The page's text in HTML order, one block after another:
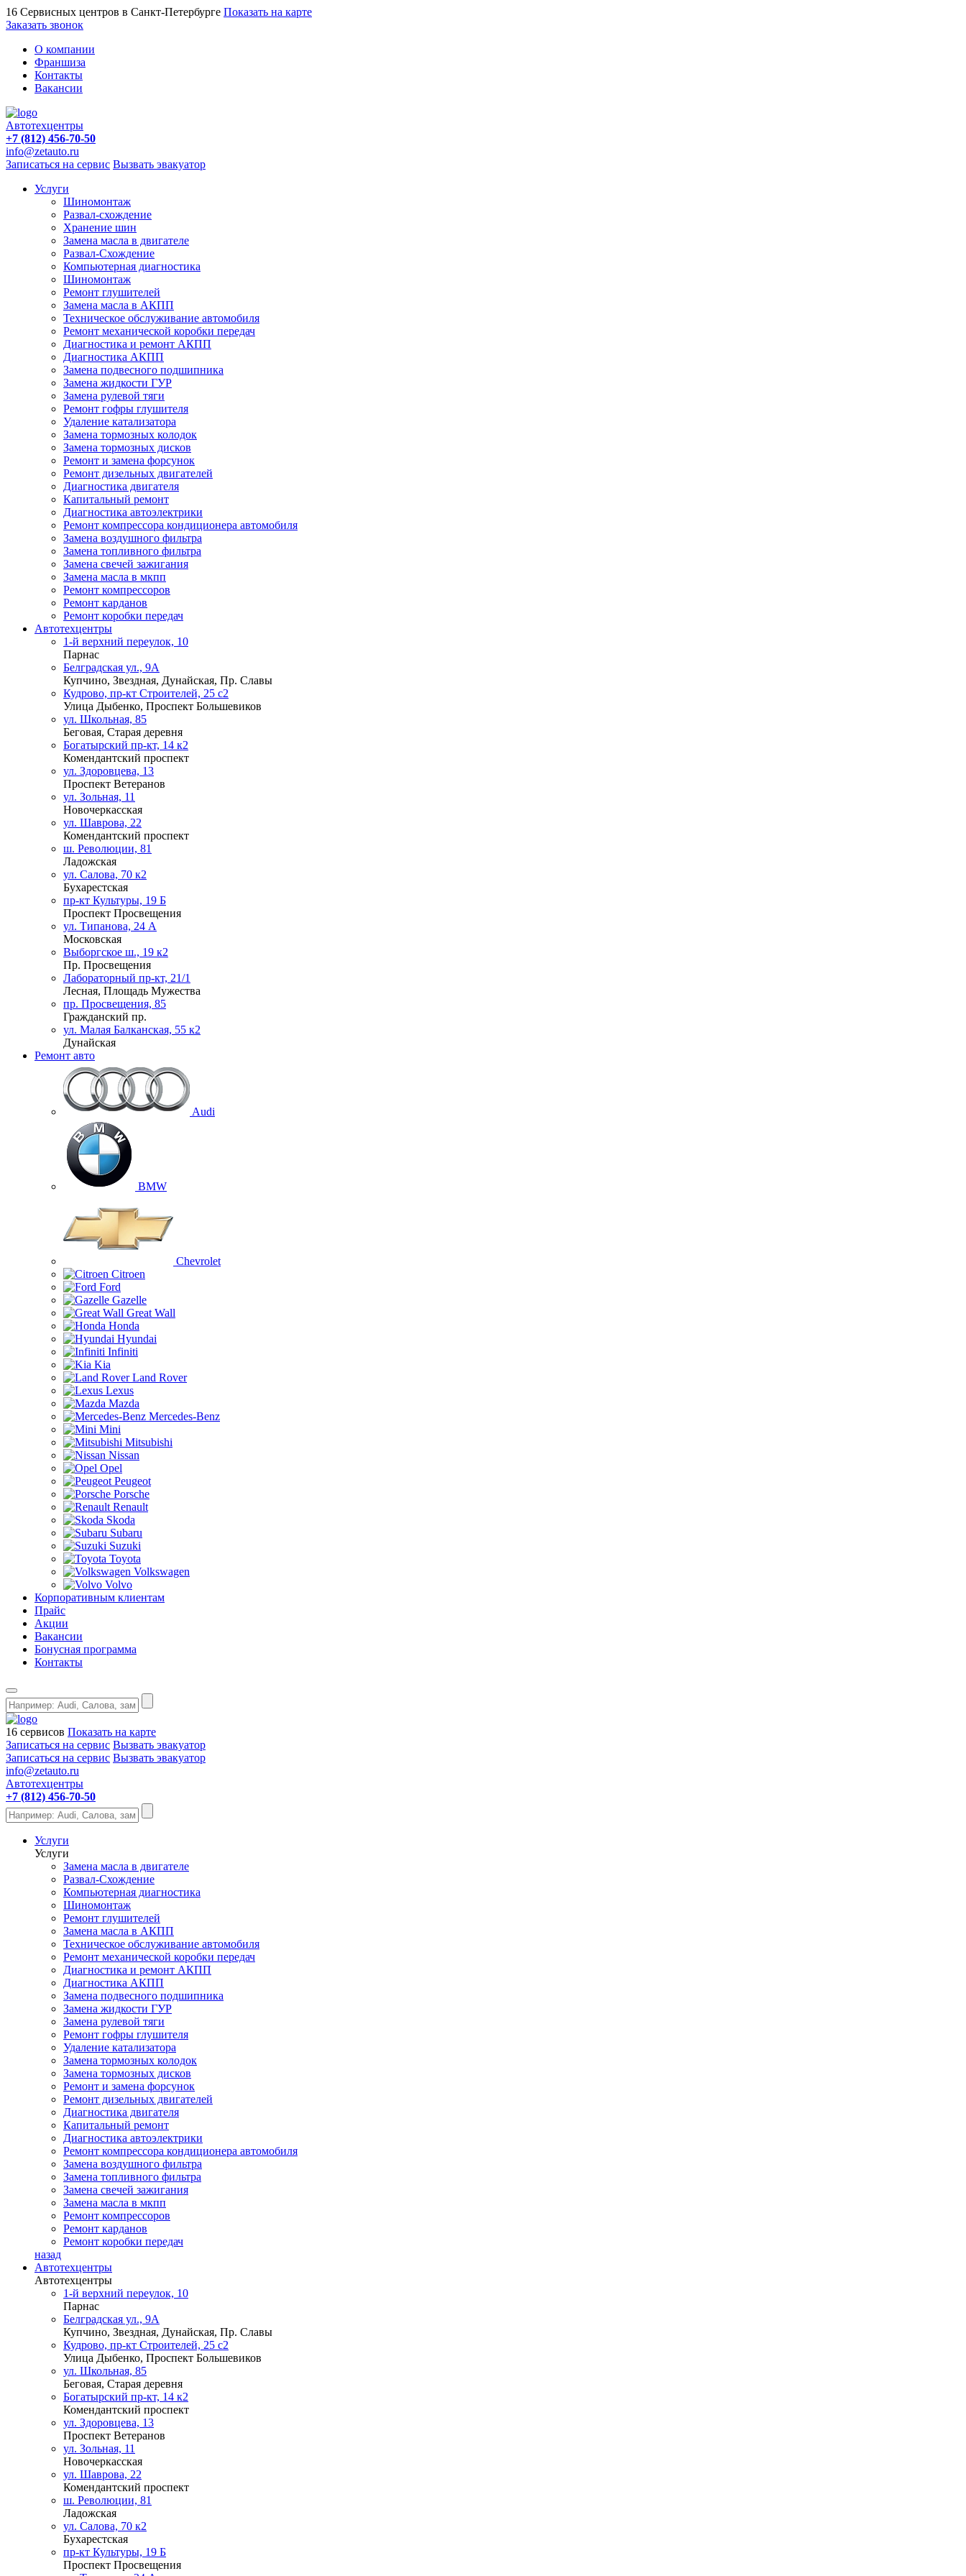
16 Сервисных центров в Санкт-Петербурге Показать на карте
Заказать звонок
О компании
Франшиза
Контакты
Вакансии
Автотехцентры
+7 (812) 456-70-50
info@zetauto.ru
Записаться на сервис Вызвать эвакуатор
Услуги
Шиномонтаж
Развал-схождение
Хранение шин
Замена масла в двигателе
Развал-Схождение
Компьютерная диагностика
Шиномонтаж
Ремонт глушителей
Замена масла в АКПП
Техническое обслуживание автомобиля
Ремонт механической коробки передач
Диагностика и ремонт АКПП
Диагностика АКПП
Замена подвесного подшипника
Замена жидкости ГУР
Замена рулевой тяги
Ремонт гофры глушителя
Удаление катализатора
Замена тормозных колодок
Замена тормозных дисков
Ремонт и замена форсунок
Ремонт дизельных двигателей
Диагностика двигателя
Капитальный ремонт
Диагностика автоэлектрики
Ремонт компрессора кондиционера автомобиля
Замена воздушного фильтра
Замена топливного фильтра
Замена свечей зажигания
Замена масла в мкпп
Ремонт компрессоров
Ремонт карданов
Ремонт коробки передач
Автотехцентры
1-й верхний переулок, 10
Парнас
Белградская ул., 9А
Купчино, Звездная, Дунайская, Пр. Славы
Кудрово, пр-кт Строителей, 25 с2
Улица Дыбенко, Проспект Большевиков
ул. Школьная, 85
Беговая, Старая деревня
Богатырский пр-кт, 14 к2
Комендантский проспект
ул. Здоровцева, 13
Проспект Ветеранов
ул. Зольная, 11
Новочеркасская
ул. Шаврова, 22
Комендантский проспект
ш. Революции, 81
Ладожская
ул. Салова, 70 к2
Бухарестская
пр-кт Культуры, 19 Б
Проспект Просвещения
ул. Типанова, 24 А
Московская
Выборгское ш., 19 к2
Пр. Просвещения
Лабораторный пр-кт, 21/1
Лесная, Площадь Мужества
пр. Просвещения, 85
Гражданский пр.
ул. Малая Балканская, 55 к2
Дунайская
Ремонт авто
Audi
BMW
Chevrolet
Citroen
Ford
Gazelle
Great Wall
Honda
Hyundai
Infiniti
Kia
Land Rover
Lexus
Mazda
Mercedes-Benz
Mini
Mitsubishi
Nissan
Opel
Peugeot
Porsche
Renault
Skoda
Subaru
Suzuki
Toyota
Volkswagen
Volvo
Корпоративным клиентам
Прайс
Акции
Вакансии
Бонусная программа
Контакты
16 сервисов Показать на карте
Записаться на сервис Вызвать эвакуатор
Записаться на сервис Вызвать эвакуатор
info@zetauto.ru
Автотехцентры
+7 (812) 456-70-50
Услуги
Услуги
Замена масла в двигателе
Развал-Схождение
Компьютерная диагностика
Шиномонтаж
Ремонт глушителей
Замена масла в АКПП
Техническое обслуживание автомобиля
Ремонт механической коробки передач
Диагностика и ремонт АКПП
Диагностика АКПП
Замена подвесного подшипника
Замена жидкости ГУР
Замена рулевой тяги
Ремонт гофры глушителя
Удаление катализатора
Замена тормозных колодок
Замена тормозных дисков
Ремонт и замена форсунок
Ремонт дизельных двигателей
Диагностика двигателя
Капитальный ремонт
Диагностика автоэлектрики
Ремонт компрессора кондиционера автомобиля
Замена воздушного фильтра
Замена топливного фильтра
Замена свечей зажигания
Замена масла в мкпп
Ремонт компрессоров
Ремонт карданов
Ремонт коробки передач
назад
Автотехцентры
Автотехцентры
1-й верхний переулок, 10
Парнас
Белградская ул., 9А
Купчино, Звездная, Дунайская, Пр. Славы
Кудрово, пр-кт Строителей, 25 с2
Улица Дыбенко, Проспект Большевиков
ул. Школьная, 85
Беговая, Старая деревня
Богатырский пр-кт, 14 к2
Комендантский проспект
ул. Здоровцева, 13
Проспект Ветеранов
ул. Зольная, 11
Новочеркасская
ул. Шаврова, 22
Комендантский проспект
ш. Революции, 81
Ладожская
ул. Салова, 70 к2
Бухарестская
пр-кт Культуры, 19 Б
Проспект Просвещения